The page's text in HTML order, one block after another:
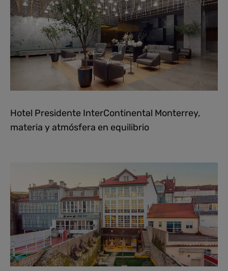
Hotel Presidente InterContinental Monterrey,
materia y atmósfera en equilibrio